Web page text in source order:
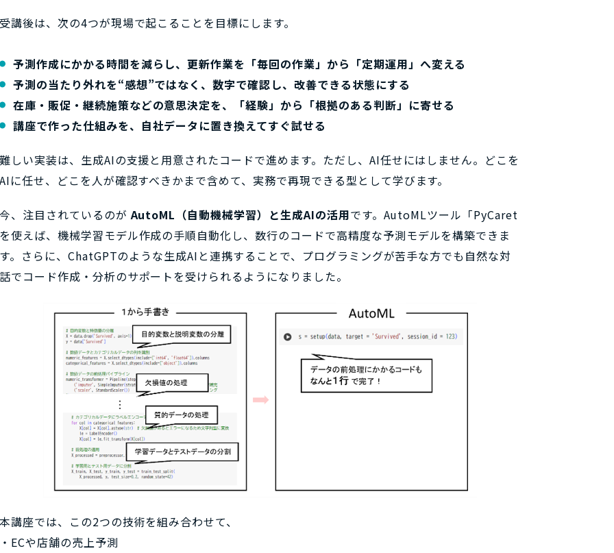
受講後は、次の4つが現場で起こることを目標にします。
予測作成にかかる時間を減らし、更新作業を「毎回の作業」から「定期運用」へ変える
予測の当たり外れを“感想”ではなく、数字で確認し、改善できる状態にする
在庫・販促・継続施策などの意思決定を、「経験」から「根拠のある判断」に寄せる
講座で作った仕組みを、自社データに置き換えてすぐ試せる
難しい実装は、生成AIの支援と用意されたコードで進めます。ただし、AI任せにはしません。どこを
AIに任せ、どこを人が確認すべきかまで含めて、実務で再現できる型として学びます。
今、注目されているのが AutoML（自動機械学習）と生成AIの活用です。AutoMLツール「PyCaret
を使えば、機械学習モデル作成の手順自動化し、数行のコードで高精度な予測モデルを構築できま
す。さらに、ChatGPTのような生成AIと連携することで、プログラミングが苦手な方でも自然な対
話でコード作成・分析のサポートを受けられるようになりました。
本講座では、この2つの技術を組み合わせて、
・ECや店舗の売上予測